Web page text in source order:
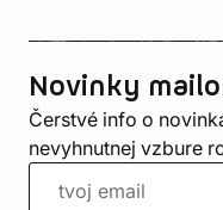
Novinky
Čerstvé info o
nevyhnutnej vzbure